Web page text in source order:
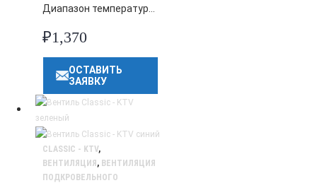
Диапазон температур…
₽1,370
ОСТАВИТЬ
ЗАЯВКУ
CLASSIC - KTV,
ВЕНТИЛЯЦИЯ, ВЕНТИЛЯЦИЯ
ПОДКРОВЕЛЬНОГО